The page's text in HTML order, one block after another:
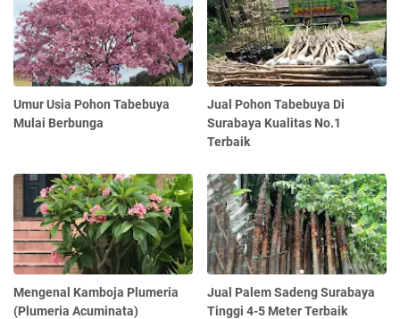
Umur Usia Pohon Tabebuya
Mulai Berbunga
Jual Pohon Tabebuya Di
Surabaya Kualitas No.1
Terbaik
Mengenal Kamboja Plumeria
(Plumeria Acuminata)
Jual Palem Sadeng Surabaya
Tinggi 4-5 Meter Terbaik